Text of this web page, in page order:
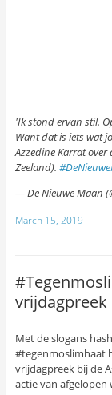
'Ik stond ervan stil.
Want dat is iets wat
Azzedine Karrat
Zeeland).
— De Nieuwe Maan
March 15, 2019
vrijdagpreek
Met de slogans
#tegenmoslimhaat
vrijdagpreek bij de
actie van afgelopen